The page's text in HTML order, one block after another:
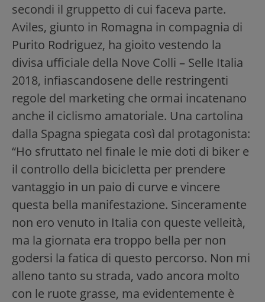
secondi il gruppetto di cui faceva parte.
Aviles, giunto in Romagna in compagnia di
Purito Rodriguez, ha gioito vestendo la
divisa ufficiale della Nove Colli – Selle Italia
2018, infiascandosene delle restringenti
regole del marketing che ormai incatenano
anche il ciclismo amatoriale. Una cartolina
dalla Spagna spiegata così dal protagonista:
“Ho sfruttato nel finale le mie doti di biker e
il controllo della bicicletta per prendere
vantaggio in un paio di curve e vincere
questa bella manifestazione. Sinceramente
non ero venuto in Italia con queste velleità,
ma la giornata era troppo bella per non
godersi la fatica di questo percorso. Non mi
alleno tanto su strada, vado ancora molto
con le ruote grasse, ma evidentemente è